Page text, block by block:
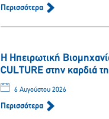
Περισσότερα
Η Ηπειρωτική
CULTURE στην καρδιά
6 Αυγούστου 2026
Περισσότερα